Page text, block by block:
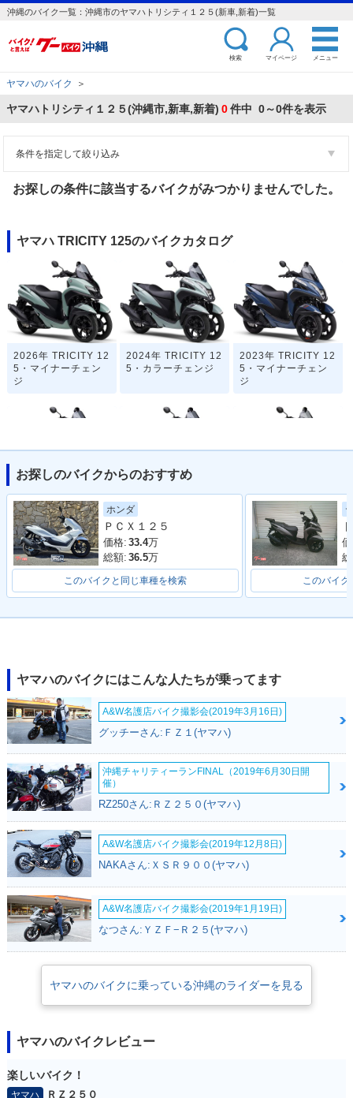
沖縄のバイク一覧：沖縄市のヤマハトリシティ１２５(新車,新着)一覧
検索 マイページ メニュー
ヤマハのバイク ＞
ヤマハトリシティ１２５(沖縄市,新車,新着) 0件中 0～0件を表示
条件を指定して絞り込み
お探しの条件に該当するバイクがみつかりませんでした。
ヤマハ TRICITY 125のバイクカタログ
2026年 TRICITY 12
5・マイナーチェン
ジ
2024年 TRICITY 12
5・カラーチェンジ
2023年 TRICITY 12
5・マイナーチェン
ジ
2021年 TRICITY 12
5 ABS・カラーチェ
ンジ
2021年 TRICITY 12
5・カラーチェンジ
2019年 TRICITY 12
5 ABS・カラーチェ
ンジ
チェンジ
2016年 TRICITY 12
5 ABS・カラーチェ
2016年 TRICITY 12
5・カラーチェンジ
2015年 TRICITY 12
5 ABS・追加
2015年 TRICITY 12
5・新登場
お探しのバイクからのおすすめ
ホンダ
ＰＣＸ１２５
価格: 33.4万
総額: 36.5万
このバイクと同じ車種を検索 このバイク
ヤマハのバイクにはこんな人たちが乗ってます
A&W名護店バイク撮影会(2019年3月16日)
グッチーさん:ＦＺ１(ヤマハ)
沖縄チャリティーランFINAL（2019年6月30日開
催）
RZ250さん:ＲＺ２５０(ヤマハ)
A&W名護店バイク撮影会(2019年12月8日)
NAKAさん:ＸＳＲ９００(ヤマハ)
A&W名護店バイク撮影会(2019年1月19日)
なつさん:ＹＺＦ−Ｒ２５(ヤマハ)
ヤマハのバイクに乗っている沖縄のライダーを見る
ヤマハのバイクレビュー
楽しいバイク！
ヤマハ
ＲＺ２５０